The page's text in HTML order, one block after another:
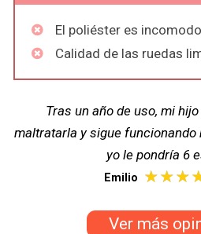
El poliéster es
Calidad de las ruedas
Tras un año de uso, mi
maltratarla y sigue funcionando
yo le pondría 6
Emilio
Ver más